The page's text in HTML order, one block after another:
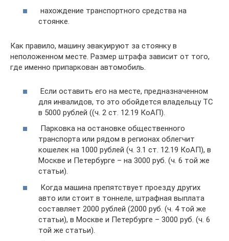
нахождение транспортного средства на
стоянке.
Как правило, машину эвакуируют за стоянку в
неположенном месте. Размер штрафа зависит от того,
где именно припаркован автомобиль.
Если оставить его на месте, предназначенном
для инвалидов, то это обойдется владельцу ТС
в 5000 рублей ((ч. 2 ст. 12.19 КоАП).
Парковка на остановке общественного
транспорта или рядом в регионах облегчит
кошелек на 1000 рублей (ч. 3.1 ст. 12.19 КоАП), в
Москве и Петербурге – на 3000 руб. (ч. 6 той же
статьи).
Когда машина препятствует проезду других
авто или стоит в тоннеле, штрафная выплата
составляет 2000 рублей (2000 руб. (ч. 4 той же
статьи), в Москве и Петербурге – 3000 руб. (ч. 6
той же статьи).